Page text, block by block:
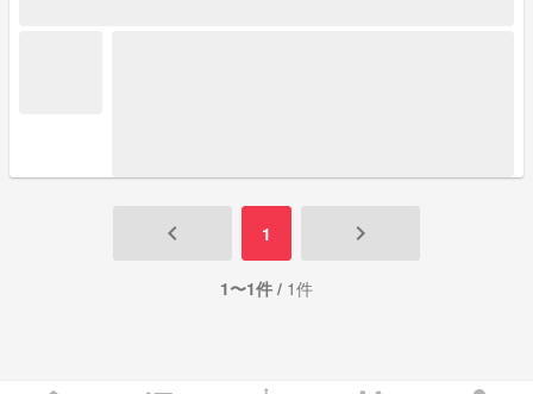
keyboard_arrow_left 1 keyboard_arrow_right
1〜1件 / 1件